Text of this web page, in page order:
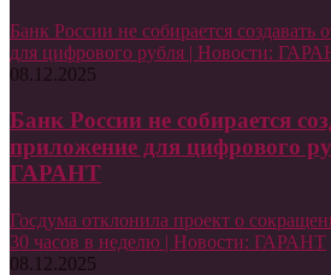
Банк России не собирается создавать
для цифрового рубля | Новости:
08.12.2025
Банк России не собирается
приложение для цифрового
ГАРАНТ
Госдума отклонила проект о
30 часов в неделю | Новости: ГАРАНТ
08.12.2025